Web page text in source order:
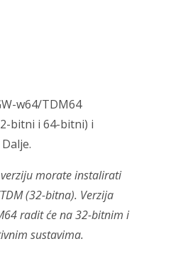
w64/TDM64
bitni i 64-bitni) i
morate instalirati
(32-bitna). Verzija
radit će na 32-bitnim i
sustavima.